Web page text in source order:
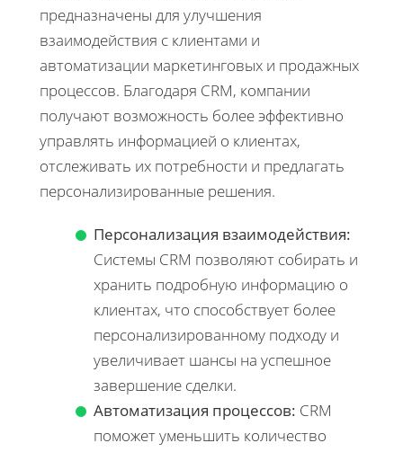
предназначены для улучшения
взаимодействия с клиентами и
автоматизации маркетинговых и продажных
процессов. Благодаря CRM, компании
получают возможность более эффективно
управлять информацией о клиентах,
отслеживать их потребности и предлагать
персонализированные решения.
Персонализация взаимодействия:
Системы CRM позволяют собирать и
хранить подробную информацию о
клиентах, что способствует более
персонализированному подходу и
увеличивает шансы на успешное
завершение сделки.
Автоматизация процессов: CRM
поможет уменьшить количество